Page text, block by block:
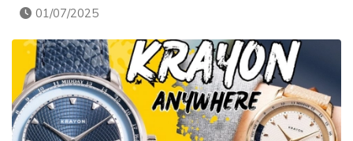
01/07/2025